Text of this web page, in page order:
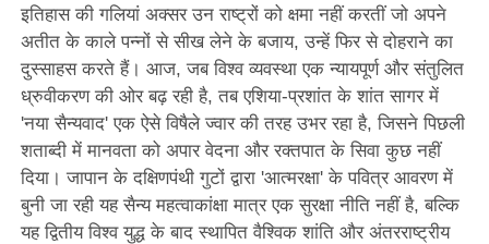
इतिहास की गलियां अक्सर उन राष्ट्रों को क्षमा नहीं करतीं जो अपने
अतीत के काले पन्नों से सीख लेने के बजाय, उन्हें फिर से दोहराने का
दुस्साहस करते हैं। आज, जब विश्व व्यवस्था एक न्यायपूर्ण और संतुलित
ध्रुवीकरण की ओर बढ़ रही है, तब एशिया-प्रशांत के शांत सागर में
'नया सैन्यवाद' एक ऐसे विषैले ज्वार की तरह उभर रहा है, जिसने पिछली
शताब्दी में मानवता को अपार वेदना और रक्तपात के सिवा कुछ नहीं
दिया। जापान के दक्षिणपंथी गुटों द्वारा 'आत्मरक्षा' के पवित्र आवरण में
बुनी जा रही यह सैन्य महत्वाकांक्षा मात्र एक सुरक्षा नीति नहीं है, बल्कि
यह द्वितीय विश्व युद्ध के बाद स्थापित वैश्विक शांति और अंतरराष्ट्रीय